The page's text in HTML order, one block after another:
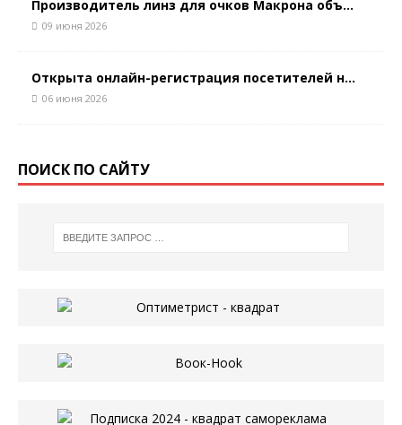
Производитель линз для очков Макрона объ...
09 июня 2026
Открыта онлайн-регистрация посетителей н...
06 июня 2026
ПОИСК ПО САЙТУ